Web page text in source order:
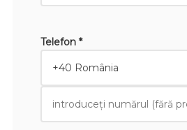
Telefon *